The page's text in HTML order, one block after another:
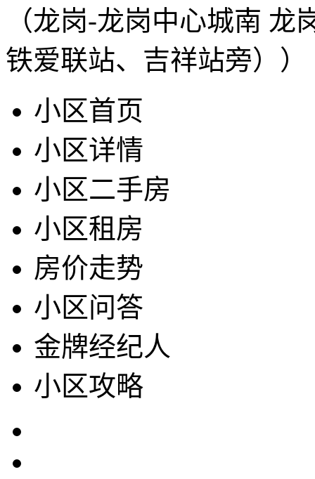
（龙岗-龙岗中心城南
铁爱联站、吉祥站旁））
小区首页
小区详情
小区二手房
小区租房
房价走势
小区问答
金牌经纪人
小区攻略